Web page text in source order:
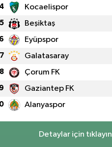
Kocaelispor
5 Beşiktaş
Eyüpspor
7 Galatasaray
8 Çorum FK
Gaziantep FK
Alanyaspor
Detaylar için tıklayın